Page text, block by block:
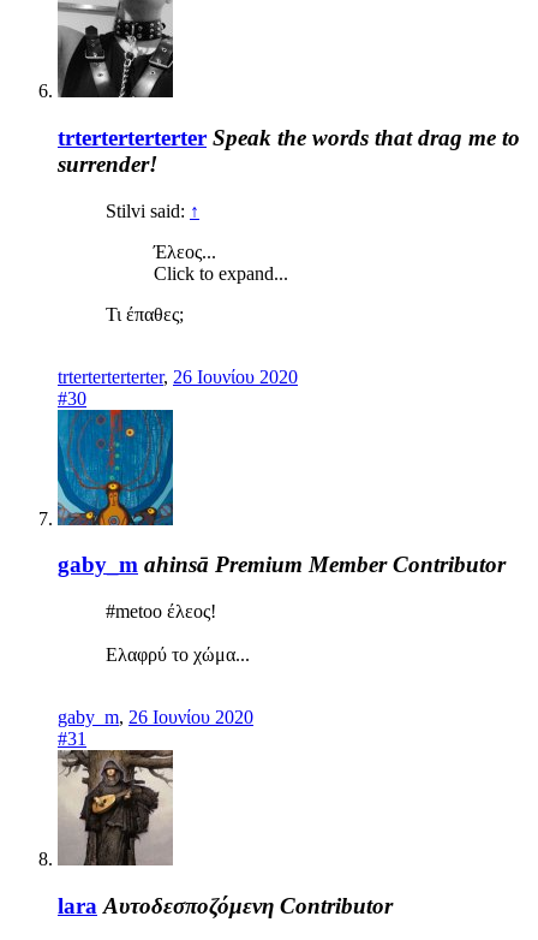
trterterterterter Speak the words that drag me to
surrender!
Stilvi said: ↑
Έλεος...
Click to expand...
Τι έπαθες;
trterterterterter, 26 Ιουνίου 2020
#30
gaby_m ahinsā Premium Member Contributor
#metoo έλεος!
Ελαφρύ το χώμα...
gaby_m, 26 Ιουνίου 2020
#31
lara Αυτοδεσποζόμενη Contributor